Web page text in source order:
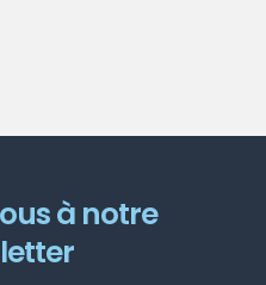
à notre